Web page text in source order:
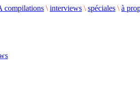
compilations \ interviews \ spéciales \ à